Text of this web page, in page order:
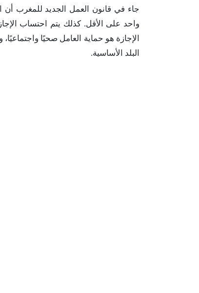
جاء في قانون العمل الجديد للمغرب أن
واحد على الأقل. كذلك يتم احتساب
الإجازة هو حماية العامل صحيًا واجتماعيًا،
البلد الأساسية.